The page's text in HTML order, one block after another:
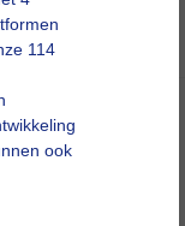
114
ook